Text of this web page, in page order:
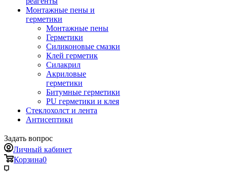
Монтажные пены и
герметики
Монтажные пены
Герметики
Силиконовые смазки
Клей герметик
Силакрил
Акриловые
герметики
Битумные герметики
PU герметики и клея
Стеклохолст и лента
Антисептики
Задать вопрос
Личный кабинет
Корзина0